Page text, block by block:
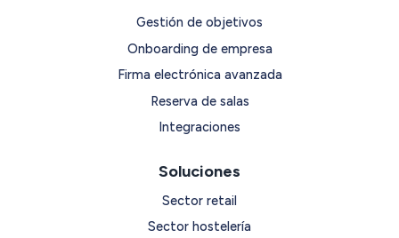
Análisis de métricasde uso de
herramientas de comunicación (por
Observación de mejoras
Implementar encuestas periódicas y
mantener canales abiertos para la
retroalimentación son prácticas
recomendadas para obtener datos
Gestión de objetivos
Onboarding de empresa
Firma electrónica avanzada
Reserva de salas
Integraciones
Soluciones
Sector retail
Sector hostelería